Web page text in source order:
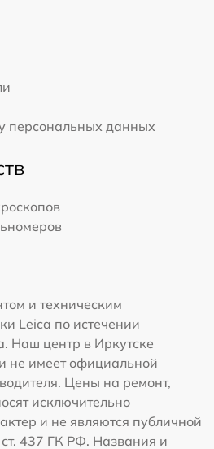
персональных данных
и техническим
Leica по истечении
Наш центр в Иркутске
не имеет официальной
Цены на ремонт,
исключительно
и не являются публичной
437 ГК РФ. Названия и